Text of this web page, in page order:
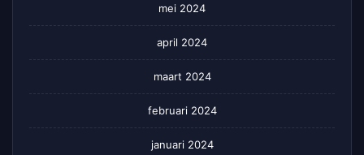
mei 2024
april 2024
maart 2024
februari 2024
januari 2024